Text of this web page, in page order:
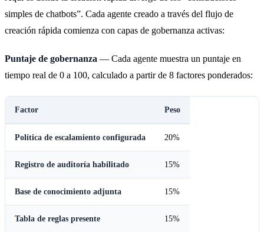
simples de chatbots”. Cada agente creado a través del flujo de
creación rápida comienza con capas de gobernanza activas:
Puntaje de gobernanza — Cada agente muestra un puntaje en
tiempo real de 0 a 100, calculado a partir de 8 factores ponderados:
Factor Peso
Política de escalamiento configurada 20%
Registro de auditoría habilitado 15%
Base de conocimiento adjunta 15%
Tabla de reglas presente 15%